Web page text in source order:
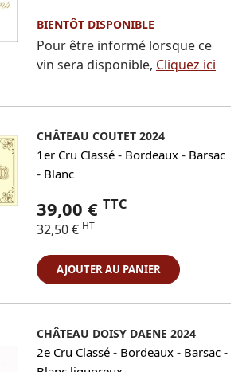
BIENTÔT DISPONIBLE
Pour être informé lorsque ce
vin sera disponible, Cliquez ici
CHÂTEAU COUTET 2024
1er Cru Classé - Bordeaux - Barsac
- Blanc
39,00 € TTC
32,50 € HT
AJOUTER AU PANIER
CHÂTEAU DOISY DAENE 2024
2e Cru Classé - Bordeaux - Barsac -